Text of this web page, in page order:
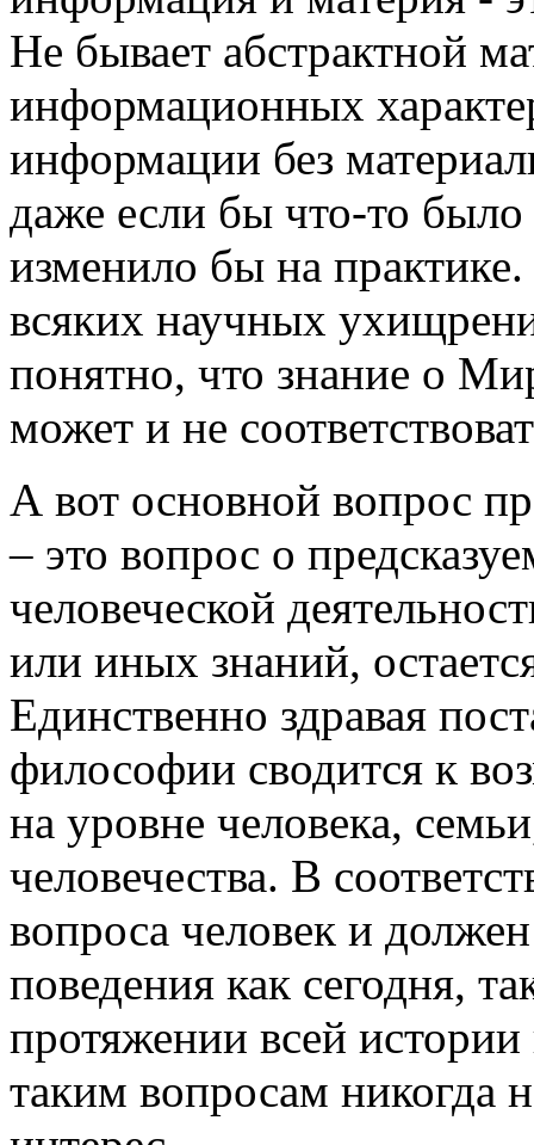
Не бывает абстрактной
информационных
информации без
даже если бы что-то
изменило бы на
всяких научных
понятно, что знание о
может и не
А вот основной вопрос
– это вопрос о
человеческой
или иных знаний,
Единственно здравая
философии сводится к
на уровне человека,
человечества. В
вопроса человек и
поведения как сегодня,
протяжении всей
таким вопросам никогда